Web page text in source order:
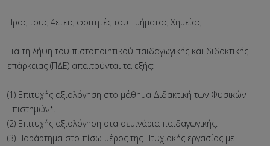
Προς τους 4ετεις φοιτητές του Τμήματος Χημείας
Για τη λήψη του πιστοποιητικού παιδαγωγικής και διδακτικής
επάρκειας (ΠΔΕ) απαιτούνται τα εξής:
(1) Επιτυχής αξιολόγηση στο μάθημα Διδακτική των Φυσικών
Επιστημών*.
(2) Επιτυχής αξιολόγηση στα σεμινάρια παιδαγωγικής.
(3) Παράρτημα στο πίσω μέρος της Πτυχιακής εργασίας με